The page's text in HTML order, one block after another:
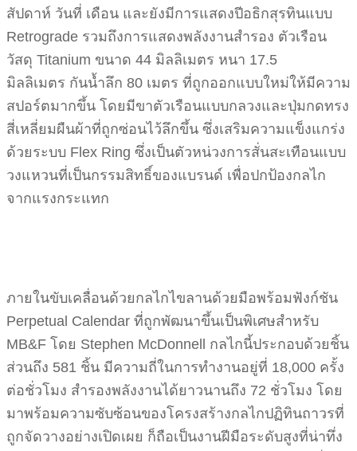
สัปดาห์ วันที่ เดือน และยังมีการแสดงปีอธิกสุรทินแบบ
Retrograde รวมถึงการแสดงพลังงานสำรอง ตัวเรือน
วัสดุ Titanium ขนาด 44 มิลลิเมตร หนา 17.5
มิลลิเมตร กันน้ำลึก 80 เมตร ที่ถูกออกแบบใหม่ให้มีความ
สปอร์ตมากขึ้น โดยมีขาตัวเรือนแบบกลวงและปุ่มกดทรง
สี่เหลี่ยมผืนผ้าที่ถูกซ่อนไว้ลึกขึ้น ซึ่งเสริมความแข็งแกร่ง
ด้วยระบบ Flex Ring ซึ่งเป็นตัวหน่วงการสั่นสะเทือนแบบ
วงแหวนที่เป็นกรรมสิทธิ์ของแบรนด์ เพื่อปกป้องกลไก
จากแรงกระแทก
ภายในขับเคลื่อนด้วยกลไกไขลานด้วยมือพร้อมฟังก์ชัน
Perpetual Calendar ที่ถูกพัฒนาขึ้นเป็นพิเศษสำหรับ
MB&F โดย Stephen McDonnell กลไกนี้ประกอบด้วยชิ้น
ส่วนถึง 581 ชิ้น มีความถี่ในการทำงานอยู่ที่ 18,000 ครั้ง
ต่อชั่วโมง สำรองพลังงานได้ยาวนานถึง 72 ชั่วโมง โดย
มาพร้อมความซับซ้อนของโครงสร้างกลไกปฏิทินถาวรที่
ถูกจัดวางอย่างเปิดเผย ก็ถือเป็นงานฝีมือระดับสูงที่น่าทึ่ง